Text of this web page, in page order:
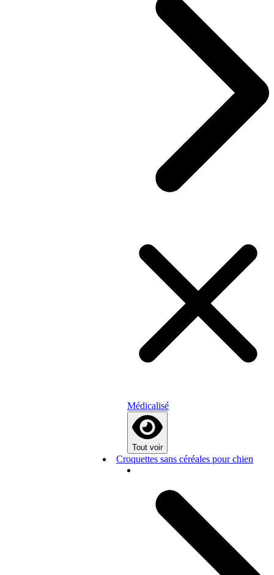
Médicalisé
Tout voir
Croquettes sans céréales pour chien